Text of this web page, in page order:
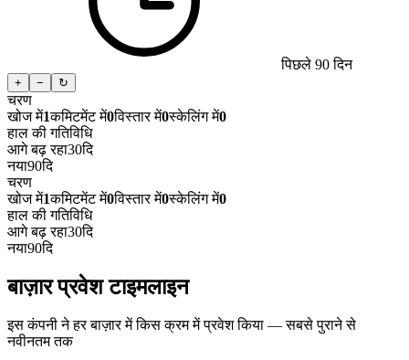
पिछले 90 दिन
+ − ↻
चरण
खोज में1कमिटमेंट में0विस्तार में0स्केलिंग में0
हाल की गतिविधि
आगे बढ़ रहा30दि
नया90दि
चरण
खोज में1कमिटमेंट में0विस्तार में0स्केलिंग में0
हाल की गतिविधि
आगे बढ़ रहा30दि
नया90दि
बाज़ार प्रवेश टाइमलाइन
इस कंपनी ने हर बाज़ार में किस क्रम में प्रवेश किया — सबसे पुराने से
नवीनतम तक